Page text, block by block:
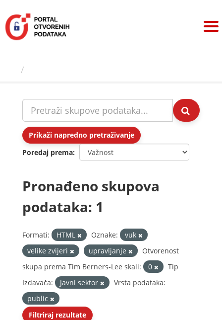
sadržaj
Prikaži napredno pretraživanje
Poredaj prema
Pronađeno skupova
podataka: 1
Formati: HTML Oznake:
vuk
velike zvijeri
upravljanje
Otvorenost
skupa prema Tim Berners-Lee skali:
0
Tip
Izdavača:
Javni sektor
Vrsta podataka:
public
Filtriraj rezultate